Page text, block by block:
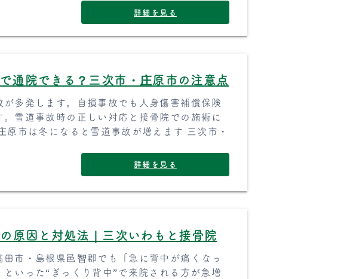
詳細を見る
通院できる？三次市・庄原市の注意点
多発します。自損事故でも人身傷害補償保険
雪道事故時の正しい対応と接骨院での施術に
原市は冬になると雪道事故が増えます 三次市・
詳細を見る
原因と対処法｜三次いわもと接骨院
市・島根県邑智郡でも「急に背中が痛くなっ
いった“ぎっくり背中”で来院される方が急増